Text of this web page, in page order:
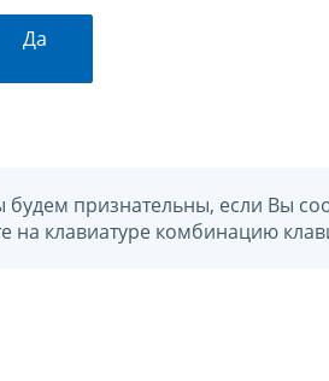
Да
будем признательны, если Вы
клавиатуре комбинацию